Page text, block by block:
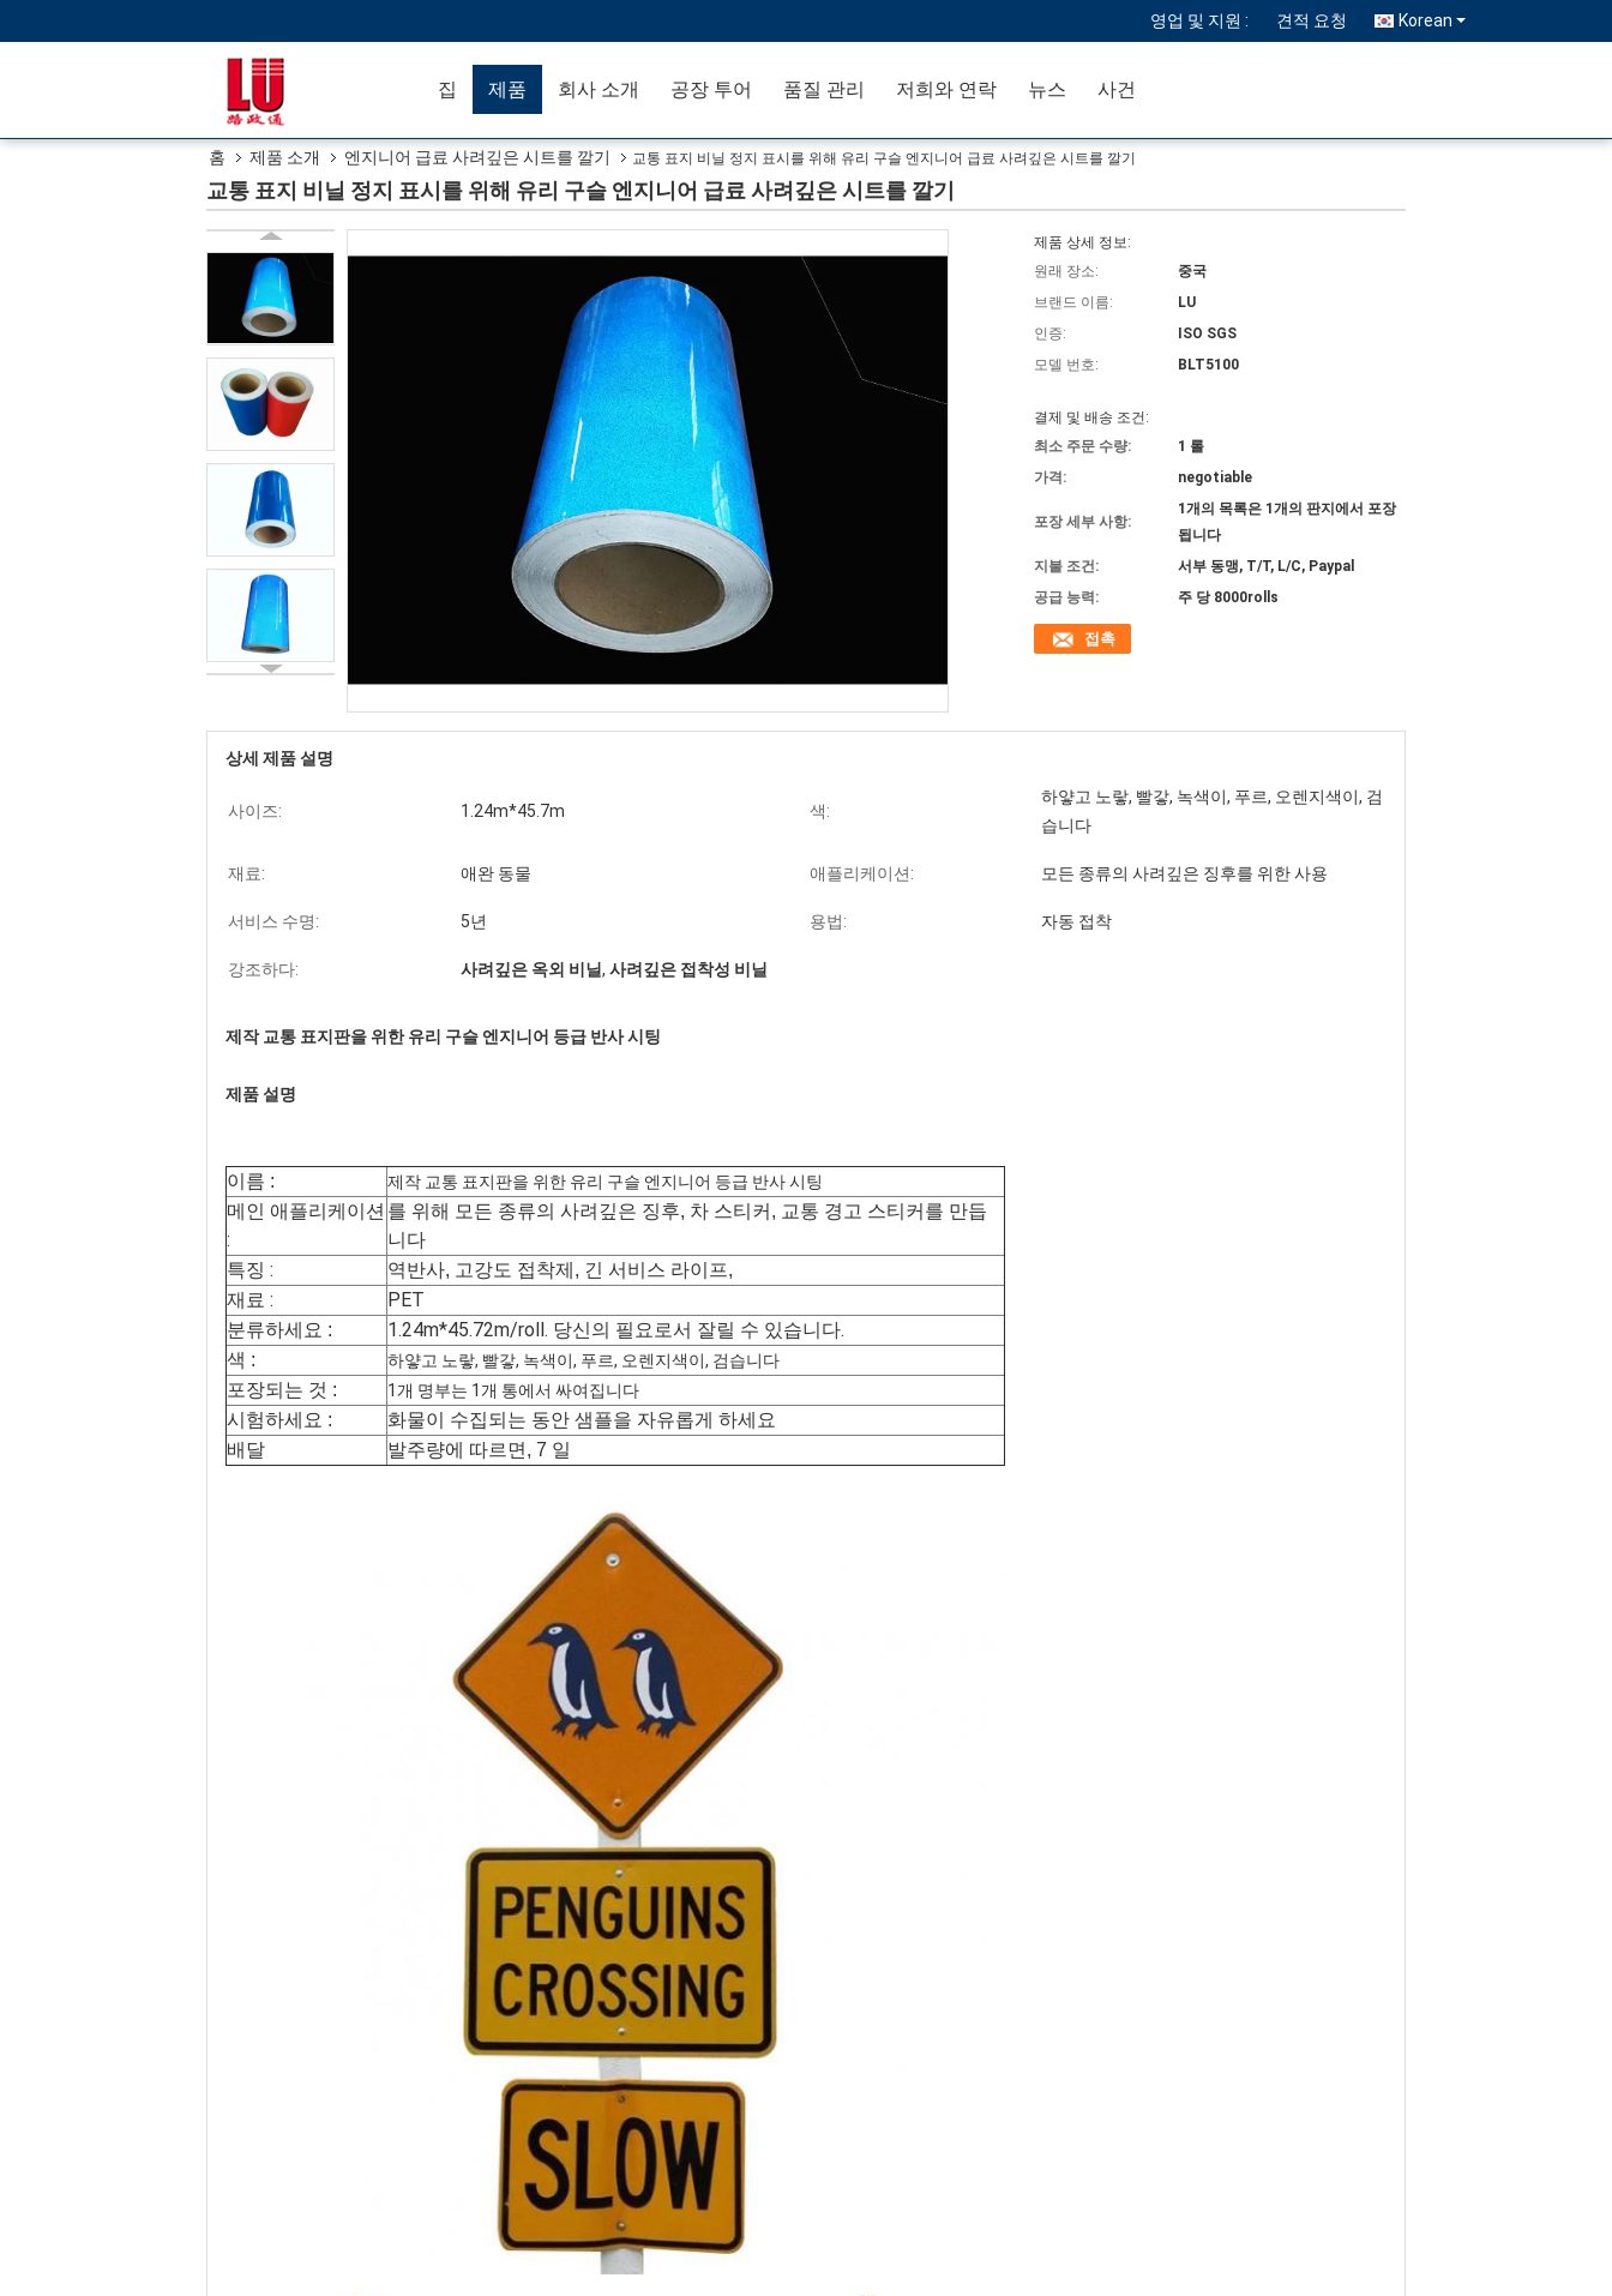
영업 및 지원 : 견적 요청 Korean
집 제품 회사 소개 공장 투어 품질 관리 저희와 연락 뉴스 사건
홈 제품 소개 엔지니어 급료 사려깊은 시트를 깔기 교통 표지 비닐 정지 표시를 위해 유리 구슬 엔지니어 급료 사려깊은 시트를 깔기
교통 표지 비닐 정지 표시를 위해 유리 구슬 엔지니어 급료 사려깊은 시트를 깔기
제품 상세 정보:
원래 장소:
중국
브랜드 이름:
LU
인증:
ISO SGS
모델 번호:
BLT5100
결제 및 배송 조건:
최소 주문 수량:
1 롤
가격:
negotiable
포장 세부 사항:
1개의 목록은 1개의 판지에서 포장
됩니다
지불 조건:
서부 동맹, T/T, L/C, Paypal
공급 능력:
주 당 8000rolls
접촉
상세 제품 설명
사이즈: 1.24m*45.7m 색:
하얗고 노랗, 빨갛, 녹색이, 푸르, 오렌지색이, 검
습니다
재료: 애완 동물 애플리케이션: 모든 종류의 사려깊은 징후를 위한 사용
서비스 수명: 5년 용법: 자동 접착
강조하다: 사려깊은 옥외 비닐, 사려깊은 접착성 비닐
제작 교통 표지판을 위한 유리 구슬 엔지니어 등급 반사 시팅
제품 설명
이름 : 제작 교통 표지판을 위한 유리 구슬 엔지니어 등급 반사 시팅
메인 애플리케이션
:
를 위해 모든 종류의 사려깊은 징후, 차 스티커, 교통 경고 스티커를 만듭
니다
특징 : 역반사, 고강도 접착제, 긴 서비스 라이프,
재료 : PET
분류하세요 : 1.24m*45.72m/roll. 당신의 필요로서 잘릴 수 있습니다.
색 : 하얗고 노랗, 빨갛, 녹색이, 푸르, 오렌지색이, 검습니다
포장되는 것 : 1개 명부는 1개 통에서 싸여집니다
시험하세요 :
화물이 수집되는 동안 샘플을 자유롭게 하세요
배달
발주량에 따르면, 7 일